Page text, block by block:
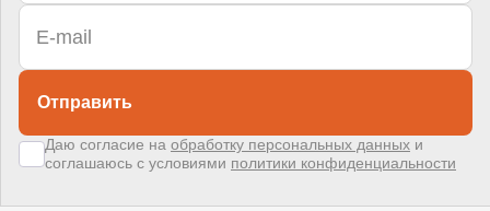
Отправить
Даю согласие на обработку персональных данных и
соглашаюсь с условиями политики конфиденциальности